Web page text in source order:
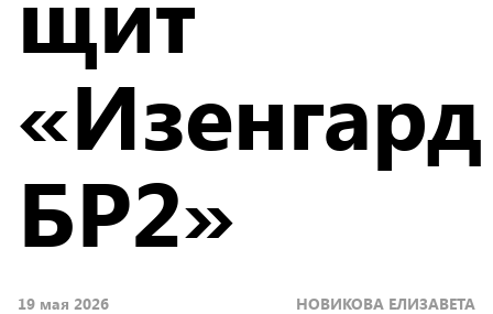
«Изенгард
БР2»
19 мая 2026 НОВИКОВА ЕЛИЗАВЕТА